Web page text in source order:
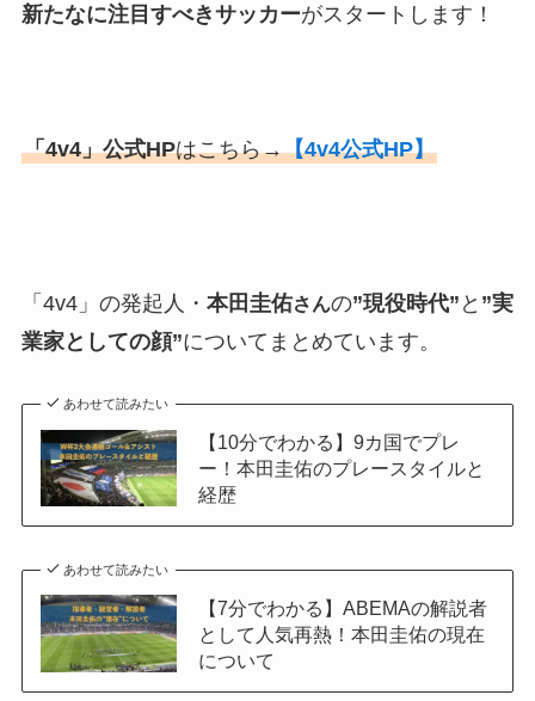
新たなに注目すべきサッカーがスタートします！
「4v4」公式HPはこちら→【4v4公式HP】
「4v4」の発起人・ 本田圭佑さんの”現役時代” と ”実
業家としての顔”についてまとめています。
あわせて読みたい
【10分でわかる】9カ国でプレ
ー！本田圭佑のプレースタイルと
経歴
あわせて読みたい
【7分でわかる】ABEMAの解説者
として人気再熱！本田圭佑の現在
について